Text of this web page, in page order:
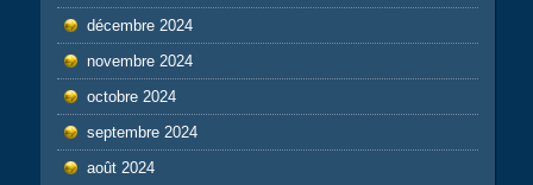
décembre 2024
novembre 2024
octobre 2024
septembre 2024
août 2024